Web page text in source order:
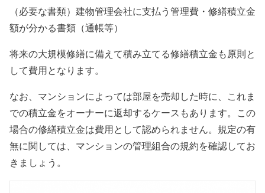
（必要な書類）建物管理会社に支払う管理費・修繕積立金
額が分かる書類（通帳等）
将来の大規模修繕に備えて積み立てる修繕積立金も原則と
して費用となります。
なお、マンションによっては部屋を売却した時に、これま
での積立金をオーナーに返却するケースもあります。この
場合の修繕積立金は費用として認められません。規定の有
無に関しては、マンションの管理組合の規約を確認してお
きましょう。